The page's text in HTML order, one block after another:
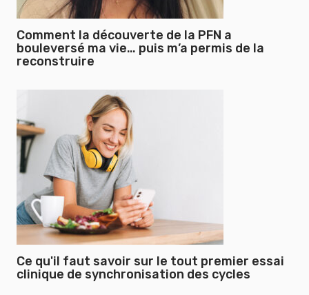
Comment la découverte de la PFN a
bouleversé ma vie… puis m’a permis de la
reconstruire
Ce qu'il faut savoir sur le tout premier essai
clinique de synchronisation des cycles